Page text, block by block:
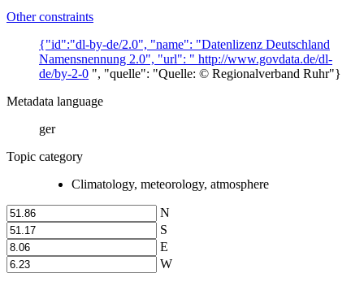
Other constraints
{"id":"dl-by-de/2.0", "name": "Datenlizenz Deutschland
Namensnennung 2.0", "url": " http://www.govdata.de/dl-
de/by-2-0 ", "quelle": "Quelle: © Regionalverband Ruhr"}
Metadata language
ger
Topic category
Climatology, meteorology, atmosphere
N
S
E
W